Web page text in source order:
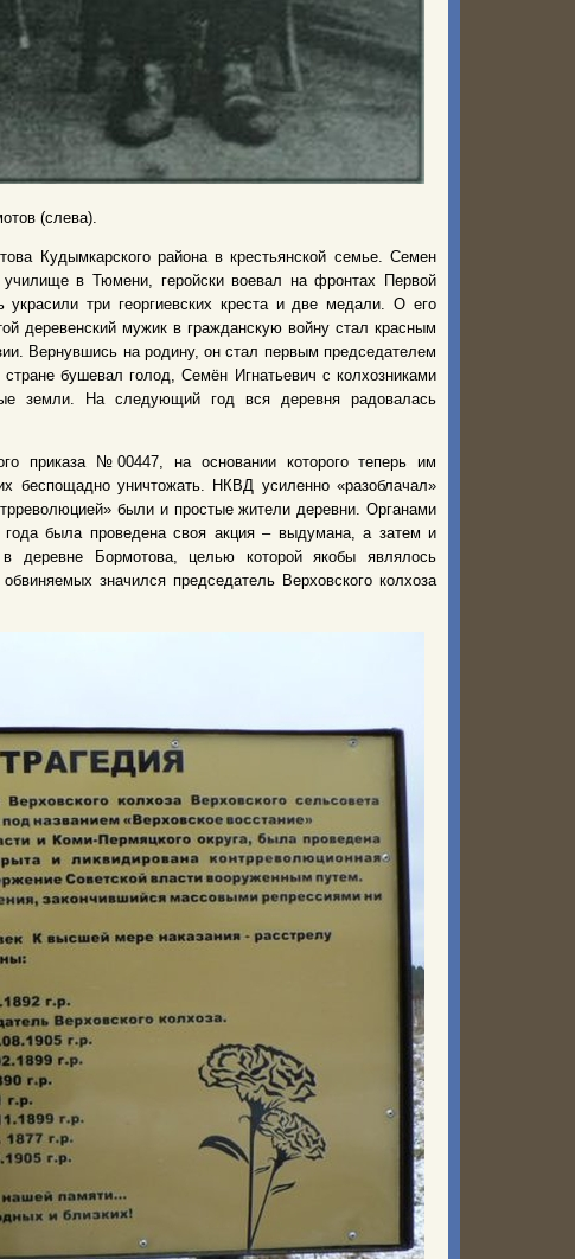
(слева).
Кудымкарского района в крестьянской семье. Семен
в Тюмени, геройски воевал на фронтах Первой
три георгиевских креста и две медали. О его
деревенский мужик в гражданскую войну стал красным
Вернувшись на родину, он стал первым председателем
бушевал голод, Семён Игнатьевич с колхозниками
земли. На следующий год вся деревня радовалась
приказа №00447, на основании которого теперь им
беспощадно уничтожать. НКВД усиленно «разоблачал»
были и простые жители деревни. Органами
года была проведена своя акция – выдумана, а затем и
в деревне Бормотова, целью которой якобы являлось
значился председатель Верховского колхоза